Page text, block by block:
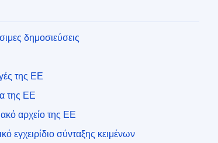
δημοσιεύσεις
της ΕΕ
της ΕΕ
αρχείο της ΕΕ
εγχειρίδιο σύνταξης κειμένων